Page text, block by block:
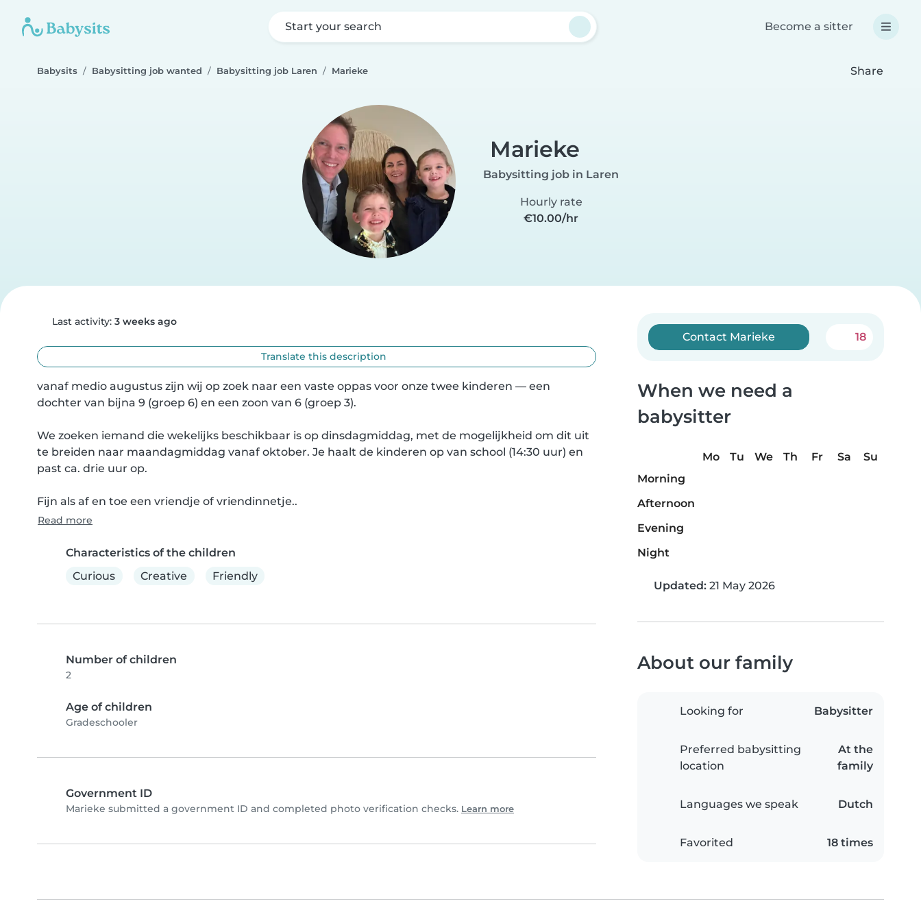
Start your search Become a sitter
Babysits Babysitting job wanted Babysitting job Laren Marieke Share
Marieke
Babysitting job in Laren
Hourly rate
€10.00/hr
Last activity: 3 weeks ago
Translate this description
vanaf medio augustus zijn wij op zoek naar een vaste oppas voor onze twee kinderen — een
dochter van bijna 9 (groep 6) en een zoon van 6 (groep 3).
We zoeken iemand die wekelijks beschikbaar is op dinsdagmiddag, met de mogelijkheid om dit uit
te breiden naar maandagmiddag vanaf oktober. Je haalt de kinderen op van school (14:30 uur) en
past ca. drie uur op.
Fijn als af en toe een vriendje of vriendinnetje..
Read more
Characteristics of the children
Curious
Creative Friendly
Number of children
2
Age of children
Gradeschooler
Government ID
Marieke submitted a government ID and completed photo verification checks. Learn more
Contact Marieke 18
When we need a
babysitter
Mo Tu We Th Fr Sa
Su
Morning
Afternoon
Evening
Night
Updated: 21 May 2026
About our family
Looking for Babysitter
Preferred babysitting
location
At the
family
Languages we speak Dutch
Favorited 18 times